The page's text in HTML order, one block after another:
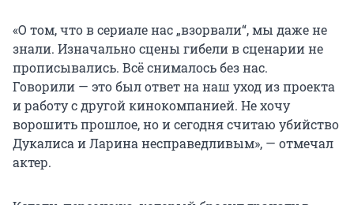
«О том, что в сериале нас „взорвали“, мы даже не
знали. Изначально сцены гибели в сценарии не
прописывались. Всё снималось без нас.
Говорили — это был ответ на наш уход из проекта
и работу с другой кинокомпанией. Не хочу
ворошить прошлое, но и сегодня считаю убийство
Дукалиса и Ларина несправедливым», — отмечал
актер.